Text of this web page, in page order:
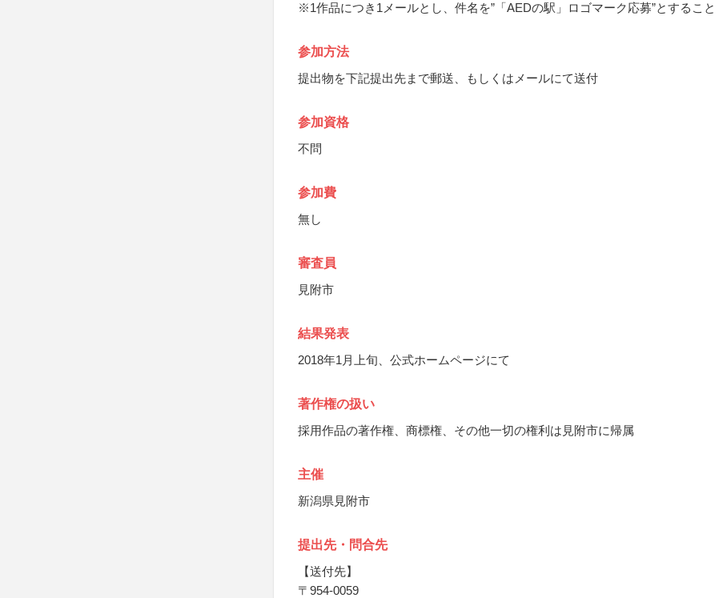
※1作品につき1メールとし、件名を”「AEDの駅」ロゴマーク応募”とすること
参加方法
提出物を下記提出先まで郵送、もしくはメールにて送付
参加資格
不問
参加費
無し
審査員
見附市
結果発表
2018年1月上旬、公式ホームページにて
著作権の扱い
採用作品の著作権、商標権、その他一切の権利は見附市に帰属
主催
新潟県見附市
提出先・問合先
【送付先】
〒954-0059